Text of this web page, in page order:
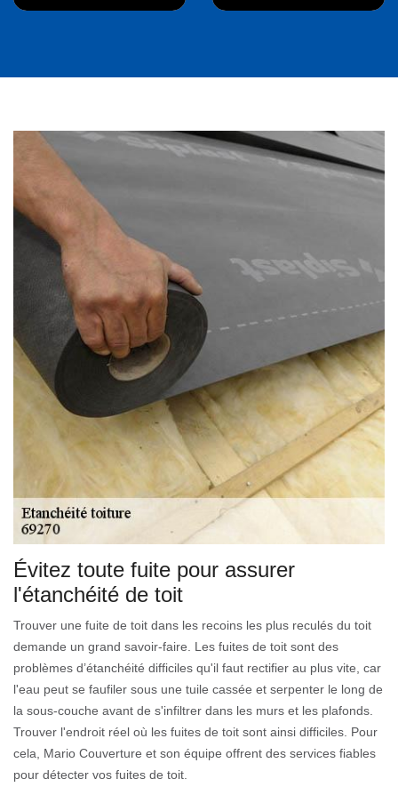
Évitez toute fuite pour assurer
l'étanchéité de toit
Trouver une fuite de toit dans les recoins les plus reculés du toit
demande un grand savoir-faire. Les fuites de toit sont des
problèmes d’étanchéité difficiles qu'il faut rectifier au plus vite, car
l'eau peut se faufiler sous une tuile cassée et serpenter le long de
la sous-couche avant de s'infiltrer dans les murs et les plafonds.
Trouver l'endroit réel où les fuites de toit sont ainsi difficiles. Pour
cela, Mario Couverture et son équipe offrent des services fiables
pour détecter vos fuites de toit.